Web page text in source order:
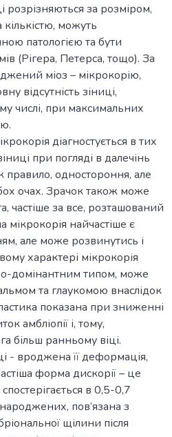
розрізняються за розміром,
можуть
патологією та бути
(Рігера, Петерса, тощо). За
міоз – мікрокорію,
відсутність зіниці,
числі, при максимальних
діагностується в тих
при погляді в далечінь
одностороння, але
очах. Зрачок також може
частіше за все, розташований
найчастіше є
але може розвинутись і
характері мікрокорія
домінантним типом, може
та глаукомою внаслідок
показана при зниженні
амбліопії і, тому,
більш ранньому віці.
- вроджена її деформація,
форма дискорії – це
в 0,5-0,7
пов’язана з
щілини після